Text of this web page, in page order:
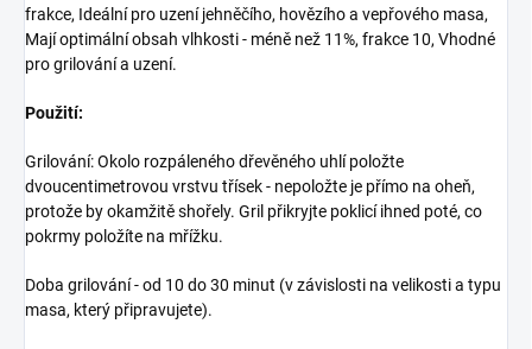
frakce, Ideální pro uzení jehněčího, hovězího a vepřového masa,
Mají optimální obsah vlhkosti - méně než 11%, frakce 10, Vhodné
pro grilování a uzení.
Použití:
Grilování: Okolo rozpáleného dřevěného uhlí položte
dvoucentimetrovou vrstvu třísek - nepoložte je přímo na oheň,
protože by okamžitě shořely. Gril přikryjte poklicí ihned poté, co
pokrmy položíte na mřížku.
Doba grilování - od 10 do 30 minut (v závislosti na velikosti a typu
masa, který připravujete).